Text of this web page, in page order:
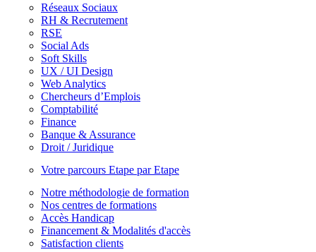
Réseaux Sociaux
RH & Recrutement
RSE
Social Ads
Soft Skills
UX / UI Design
Web Analytics
Chercheurs d’Emplois
Comptabilité
Finance
Banque & Assurance
Droit / Juridique
Votre parcours Etape par Etape
Notre méthodologie de formation
Nos centres de formations
Accès Handicap
Financement & Modalités d'accès
Satisfaction clients